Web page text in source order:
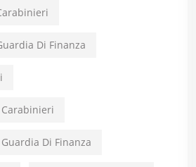
Di Finanza
Di Finanza